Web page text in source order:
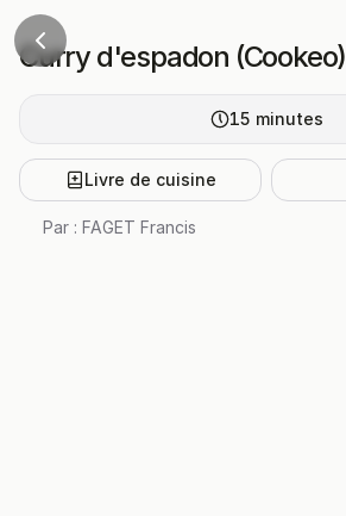
Curry d'espadon (Cookeo)
15 minutes
Livre de cuisine
Par : FAGET Francis